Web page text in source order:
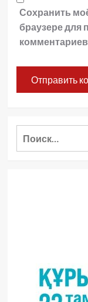
Сохранить
браузере